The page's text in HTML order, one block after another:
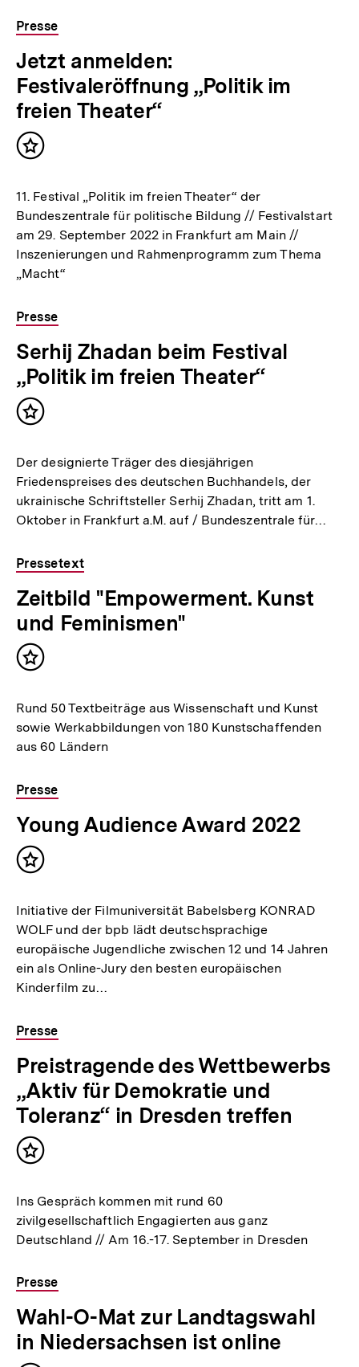
Presse
Jetzt anmelden:
Festivaleröffnung „Politik im
freien Theater“
Inhalt
11. Festival „Politik im freien Theater“ der
Bundeszentrale für politische Bildung // Festivalstart
am 29. September 2022 in Frankfurt am Main //
Inszenierungen und Rahmenprogramm zum Thema
„Macht“
Presse
Serhij Zhadan beim Festival
„Politik im freien Theater“
Inhalt
Der designierte Träger des diesjährigen
Friedenspreises des deutschen Buchhandels, der
ukrainische Schriftsteller Serhij Zhadan, tritt am 1.
Oktober in Frankfurt a.M. auf / Bundeszentrale für…
Pressetext
Zeitbild "Empowerment. Kunst
und Feminismen"
Inhalt
Rund 50 Textbeiträge aus Wissenschaft und Kunst
sowie Werkabbildungen von 180 Kunstschaffenden
aus 60 Ländern
Presse
Young Audience Award 2022
Inhalt
Initiative der Filmuniversität Babelsberg KONRAD
WOLF und der bpb lädt deutschsprachige
europäische Jugendliche zwischen 12 und 14 Jahren
ein als Online-Jury den besten europäischen
Kinderfilm zu…
Presse
Preistragende des Wettbewerbs
„Aktiv für Demokratie und
Toleranz“ in Dresden treffen
Inhalt
Ins Gespräch kommen mit rund 60
zivilgesellschaftlich Engagierten aus ganz
Deutschland // Am 16.-17. September in Dresden
Presse
Wahl-O-Mat zur Landtagswahl
in Niedersachsen ist online